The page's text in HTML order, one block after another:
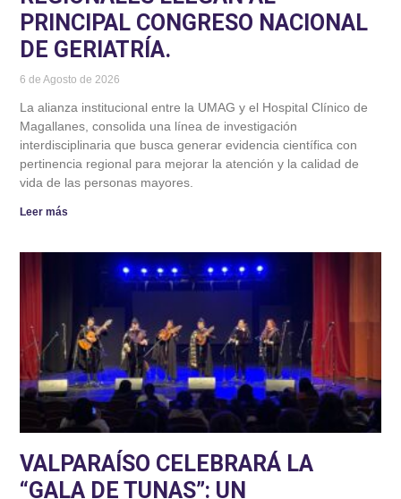
PRINCIPAL CONGRESO NACIONAL
DE GERIATRÍA.
6 de Agosto de 2026
La alianza institucional entre la UMAG y el Hospital Clínico de
Magallanes, consolida una línea de investigación
interdisciplinaria que busca generar evidencia científica con
pertinencia regional para mejorar la atención y la calidad de
vida de las personas mayores.
Leer más
VALPARAÍSO CELEBRARÁ LA
“GALA DE TUNAS”: UN